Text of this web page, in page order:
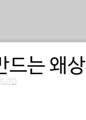
드는 왜상